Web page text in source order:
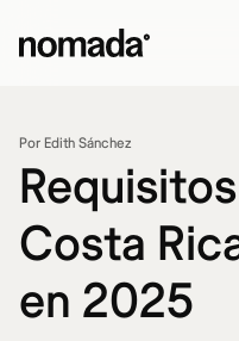
Por Edith Sánchez
Costa
en 2025